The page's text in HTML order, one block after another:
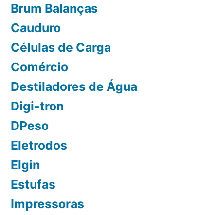
Brum Balanças
Cauduro
Células de Carga
Comércio
Destiladores de Água
Digi-tron
DPeso
Eletrodos
Elgin
Estufas
Impressoras